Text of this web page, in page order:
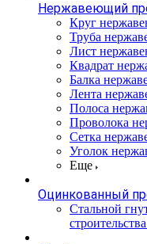
Нержавеющий
Круг
Труба
Лист
Квадрат
Балка
Лента
Полоса
Проволока
Сетка
Уголок
Еще
Оцинкованный
Стальной
строительства